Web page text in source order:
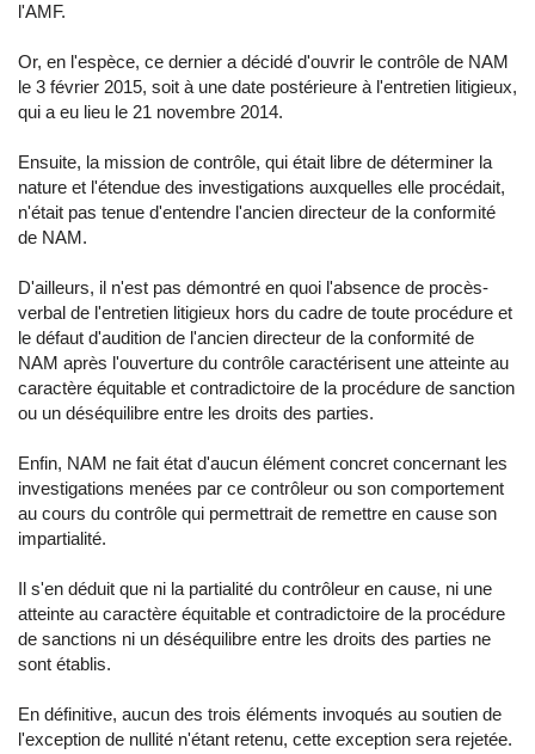
l'AMF.
Or, en l'espèce, ce dernier a décidé d'ouvrir le contrôle de NAM
le 3 février 2015, soit à une date postérieure à l'entretien litigieux,
qui a eu lieu le 21 novembre 2014.
Ensuite, la mission de contrôle, qui était libre de déterminer la
nature et l'étendue des investigations auxquelles elle procédait,
n'était pas tenue d'entendre l'ancien directeur de la conformité
de NAM.
D'ailleurs, il n'est pas démontré en quoi l'absence de procès-
verbal de l'entretien litigieux hors du cadre de toute procédure et
le défaut d'audition de l'ancien directeur de la conformité de
NAM après l'ouverture du contrôle caractérisent une atteinte au
caractère équitable et contradictoire de la procédure de sanction
ou un déséquilibre entre les droits des parties.
Enfin, NAM ne fait état d'aucun élément concret concernant les
investigations menées par ce contrôleur ou son comportement
au cours du contrôle qui permettrait de remettre en cause son
impartialité.
Il s'en déduit que ni la partialité du contrôleur en cause, ni une
atteinte au caractère équitable et contradictoire de la procédure
de sanctions ni un déséquilibre entre les droits des parties ne
sont établis.
En définitive, aucun des trois éléments invoqués au soutien de
l'exception de nullité n'étant retenu, cette exception sera rejetée.